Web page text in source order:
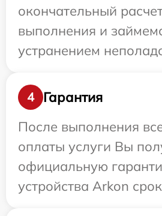
окончательный
выполнения и
устранением
4
Гарантия
После выполнения
оплаты услуги Вы
официальную
устройства Arkon